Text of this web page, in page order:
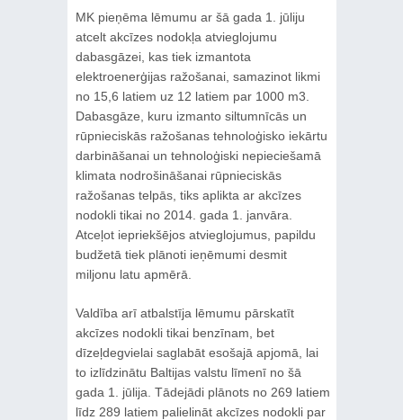
MK pieņēma lēmumu ar šā gada 1. jūliju
atcelt akcīzes nodokļa atvieglojumu
dabasgāzei, kas tiek izmantota
elektroenerģijas ražošanai, samazinot likmi
no 15,6 latiem uz 12 latiem par 1000 m3.
Dabasgāze, kuru izmanto siltumnīcās un
rūpnieciskās ražošanas tehnoloģisko iekārtu
darbināšanai un tehnoloģiski nepieciešamā
klimata nodrošināšanai rūpnieciskās
ražošanas telpās, tiks aplikta ar akcīzes
nodokli tikai no 2014. gada 1. janvāra.
Atceļot iepriekšējos atvieglojumus, papildu
budžetā tiek plānoti ieņēmumi desmit
miljonu latu apmērā.
Valdība arī atbalstīja lēmumu pārskatīt
akcīzes nodokli tikai benzīnam, bet
dīzeļdegvielai saglabāt esošajā apjomā, lai
to izlīdzinātu Baltijas valstu līmenī no šā
gada 1. jūlija. Tādejādi plānots no 269 latiem
līdz 289 latiem palielināt akcīzes nodokli par